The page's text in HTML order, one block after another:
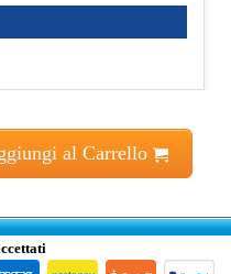
al Carrello